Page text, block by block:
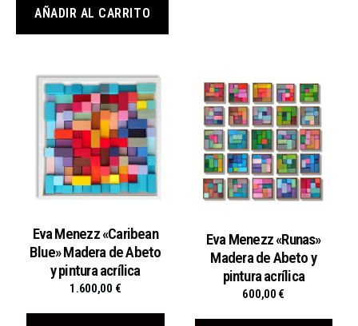
AÑADIR AL CARRITO
Eva Menezz «Caribean
Blue» Madera de Abeto
y pintura acrílica
1.600,00 €
Eva Menezz «Runas»
Madera de Abeto y
pintura acrílica
600,00 €